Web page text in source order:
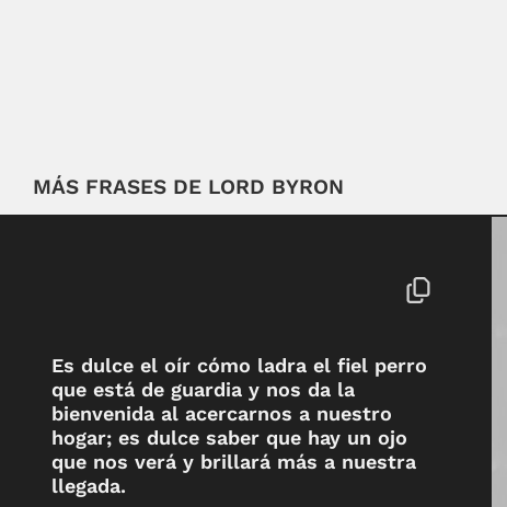
MÁS FRASES DE LORD BYRON
Es dulce el oír cómo ladra el fiel perro
que está de guardia y nos da la
bienvenida al acercarnos a nuestro
hogar; es dulce saber que hay un ojo
que nos verá y brillará más a nuestra
llegada.